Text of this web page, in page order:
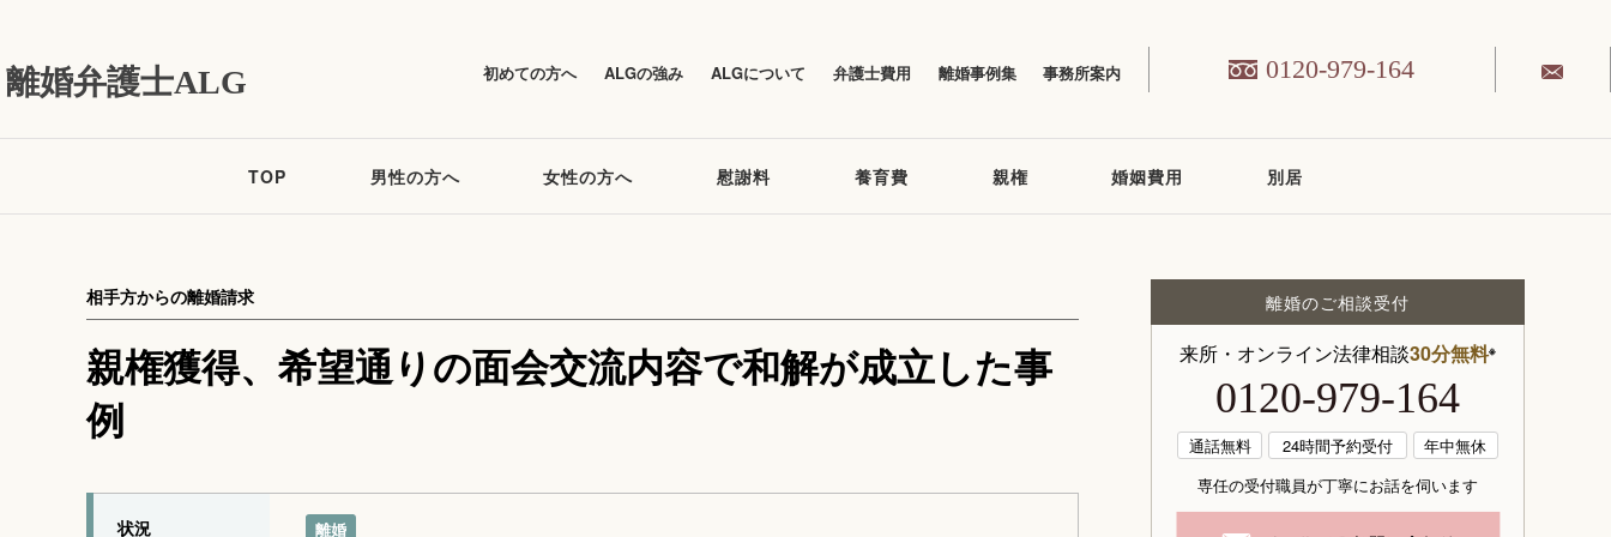
離婚弁護士ALG 初めての方へ ALGの強み ALGについて 弁護士費用 離婚事例集 事務所案内 0120-979-164
TOP 男性の方へ 女性の方へ 慰謝料 養育費 親権 婚姻費用 別居
親権獲得、希望通りの面会交流内容で和解が成立した事
例
相手方からの離婚請求
状況 離婚
離婚のご相談受付
来所・オンライン法律相談30分無料※
0120-979-164
通話無料 24時間予約受付
年中無休
専任の受付職員が丁寧にお話を伺います